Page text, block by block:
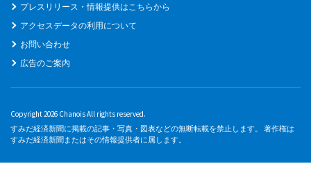
プレスリリース・情報提供はこちらから
アクセスデータの利用について
お問い合わせ
広告のご案内
Copyright 2026 Chanois All rights reserved.
すみだ経済新聞に掲載の記事・写真・図表などの無断転載を禁止します。 著作権は
すみだ経済新聞またはその情報提供者に属します。